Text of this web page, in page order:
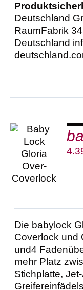
Deutschland
RaumFabrik
Deutschland
IN DEN
WARENKORB
DETAILS
Die babylock
Coverlock und
und4
mehr Platz
Stichplatte,